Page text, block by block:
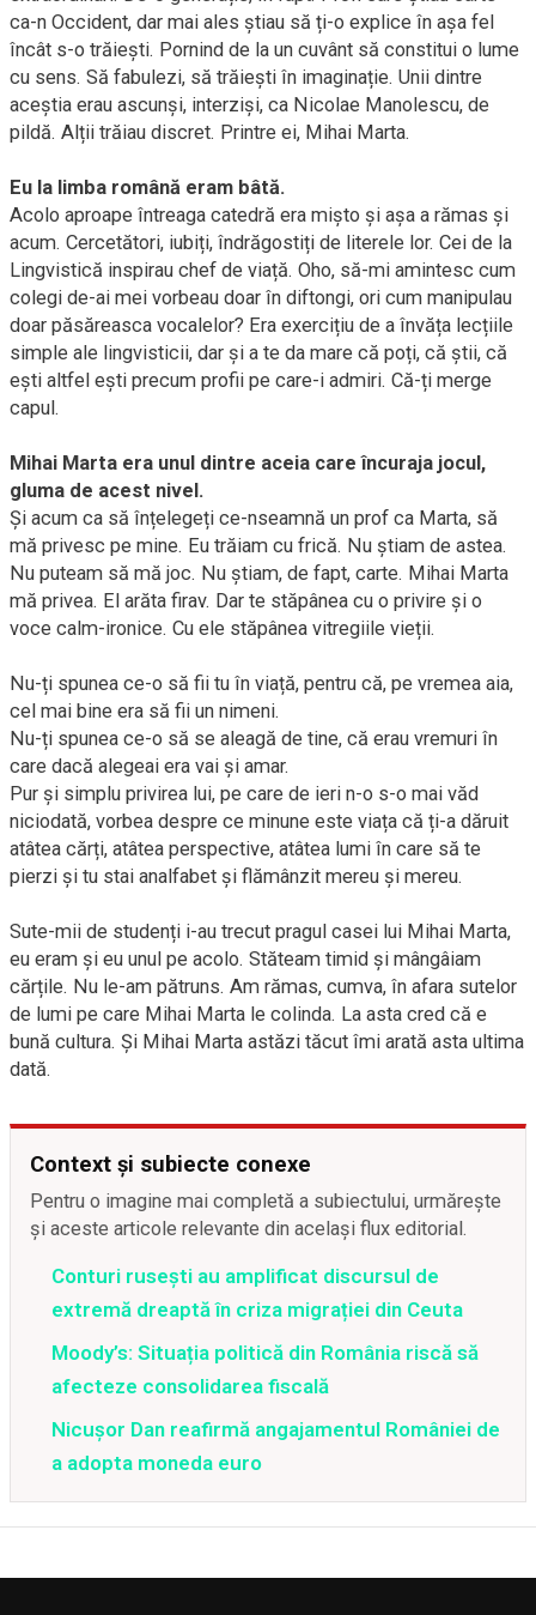
ca-n Occident, dar mai ales știau să ți-o explice în așa fel
încât s-o trăiești. Pornind de la un cuvânt să constitui o lume
cu sens. Să fabulezi, să trăiești în imaginație. Unii dintre
aceștia erau ascunși, interziși, ca Nicolae Manolescu, de
pildă. Alții trăiau discret. Printre ei, Mihai Marta.
Eu la limba română eram bâtă.
Acolo aproape întreaga catedră era mișto și așa a rămas și
acum. Cercetători, iubiți, îndrăgostiți de literele lor. Cei de la
Lingvistică inspirau chef de viață. Oho, să-mi amintesc cum
colegi de-ai mei vorbeau doar în diftongi, ori cum manipulau
doar păsăreasca vocalelor? Era exercițiu de a învăța lecțiile
simple ale lingvisticii, dar și a te da mare că poți, că știi, că
ești altfel ești precum profii pe care-i admiri. Că-ți merge
capul.
Mihai Marta era unul dintre aceia care încuraja jocul,
gluma de acest nivel.
Și acum ca să înțelegeți ce-nseamnă un prof ca Marta, să
mă privesc pe mine. Eu trăiam cu frică. Nu știam de astea.
Nu puteam să mă joc. Nu știam, de fapt, carte. Mihai Marta
mă privea. El arăta firav. Dar te stăpânea cu o privire și o
voce calm-ironice. Cu ele stăpânea vitregiile vieții.
Nu-ți spunea ce-o să fii tu în viață, pentru că, pe vremea aia,
cel mai bine era să fii un nimeni.
Nu-ți spunea ce-o să se aleagă de tine, că erau vremuri în
care dacă alegeai era vai și amar.
Pur și simplu privirea lui, pe care de ieri n-o s-o mai văd
niciodată, vorbea despre ce minune este viața că ți-a dăruit
atâtea cărți, atâtea perspective, atâtea lumi în care să te
pierzi și tu stai analfabet și flămânzit mereu și mereu.
Sute-mii de studenți i-au trecut pragul casei lui Mihai Marta,
eu eram și eu unul pe acolo. Stăteam timid și mângâiam
cărțile. Nu le-am pătruns. Am rămas, cumva, în afara sutelor
de lumi pe care Mihai Marta le colinda. La asta cred că e
bună cultura. Și Mihai Marta astăzi tăcut îmi arată asta ultima
dată.
Context și subiecte conexe
Pentru o imagine mai completă a subiectului, urmărește
și aceste articole relevante din același flux editorial.
Conturi rusești au amplificat discursul de
extremă dreaptă în criza migrației din Ceuta
Moody’s: Situația politică din România riscă să
afecteze consolidarea fiscală
Nicușor Dan reafirmă angajamentul României de
a adopta moneda euro